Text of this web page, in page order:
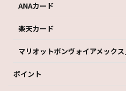
ANAカード
楽天カード
マリオットボンヴォイアメック
ポイント